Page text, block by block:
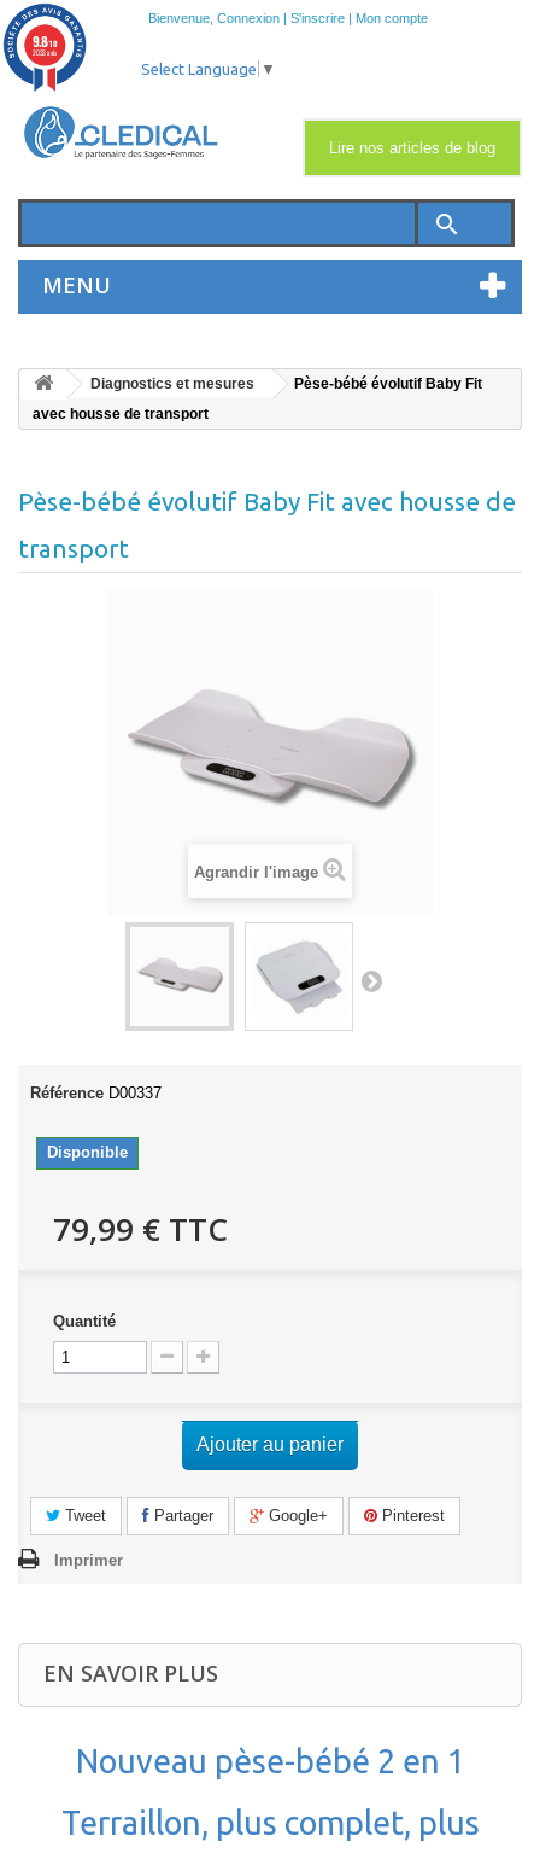
Bienvenue, Connexion | S'inscrire | Mon compte
search
MENU
Lire nos articles de blog
Select Language ▼
Diagnostics et mesures
Pèse-bébé évolutif Baby Fit
avec housse de transport
Pèse-bébé évolutif Baby Fit avec housse de
transport
Agrandir l'image
Référence D00337
Disponible
79,99 € TTC
Quantité
Ajouter au panier
Tweet Partager Google+ Pinterest
Imprimer
EN SAVOIR PLUS
Nouveau pèse-bébé 2 en 1
Terraillon, plus complet, plus
9.8/10
2033 avis